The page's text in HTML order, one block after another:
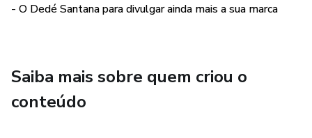
explicações de procedimentos e prevenção de problemas
novos pacientes, como descontos e brindes.
- O Dedé Santana para divulgar ainda mais a sua marca
Saiba mais sobre quem criou o
conteúdo